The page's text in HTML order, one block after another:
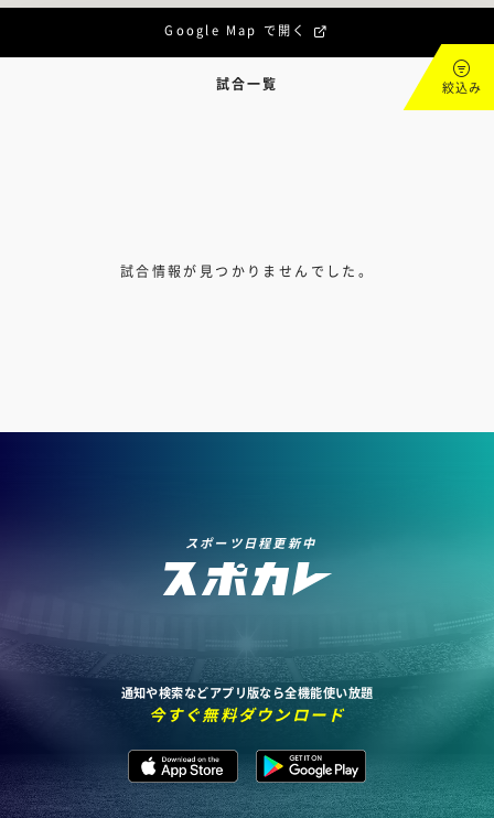
Google Map で開く
試合一覧 絞込み
試合情報が見つかりませんでした。
スポーツ日程更新中
通知や検索などアプリ版なら全機能使い放題
今すぐ無料ダウンロード